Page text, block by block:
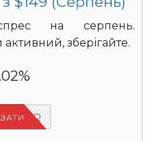
на серпень.
активний, зберігайте.